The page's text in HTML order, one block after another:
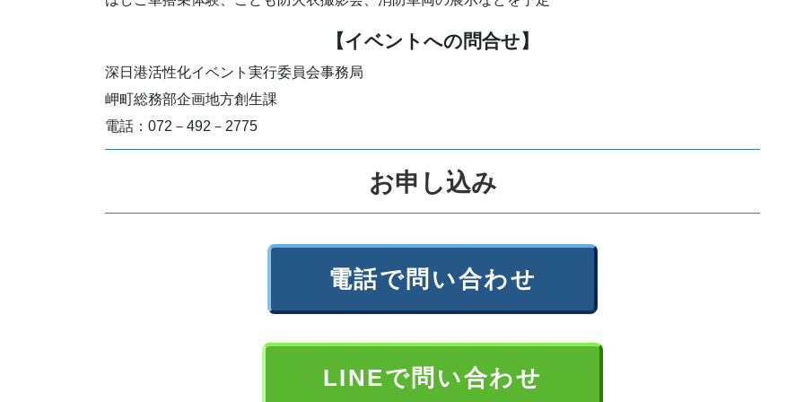
【イベントへの問合せ】
深日港活性化イベント実行委員会事務局
岬町総務部企画地方創生課
電話：072－492－2775
お申し込み
電話で問い合わせ
LINEで問い合わせ